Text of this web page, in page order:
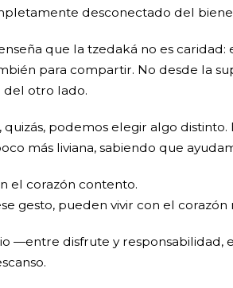
desconectado del
que la tzedaká no es
para compartir. No desde la
del otro lado.
quizás, podemos elegir algo
más liviana, sabiendo que
el corazón contento.
gesto, pueden vivir con el corazón
—entre disfrute y